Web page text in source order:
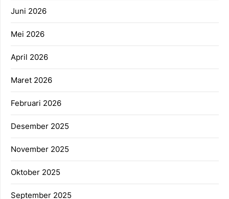
Juni 2026
Mei 2026
April 2026
Maret 2026
Februari 2026
Desember 2025
November 2025
Oktober 2025
September 2025